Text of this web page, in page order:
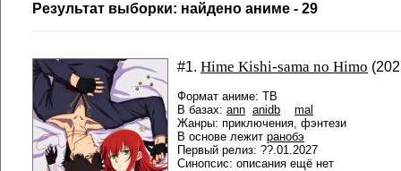
Результат выборки: найдено аниме - 29
#1. Hime Kishi-sama no Himo
Формат аниме: ТВ
В базах: ann anidb
mal
Жанры: приключения, фэнтези
В основе лежит ранобэ
Первый релиз: ??.01.2027
Синопсис: описания ещё нет